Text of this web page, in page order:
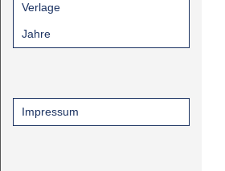
Verlage
Jahre
Impressum